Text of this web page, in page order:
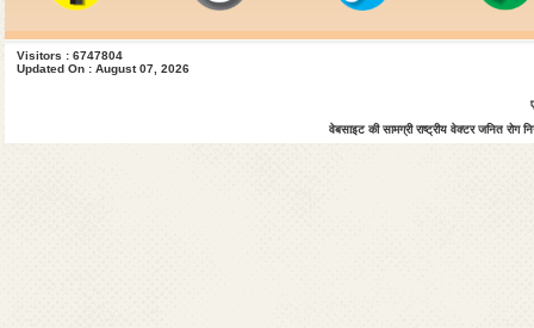
Visitors : 6747804
Updated On : August 07, 2026
वेबसाइट की सामग्री राष्ट्रीय वेक्टर जनित रोग